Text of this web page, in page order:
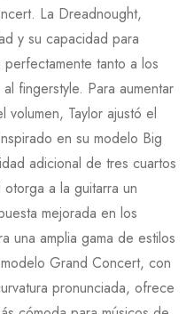
. La Dreadnought,
y su capacidad para
tanto a los
fingerstyle. Para aumentar
volumen, Taylor ajustó el
en su modelo Big
adicional de tres cuartos
a la guitarra un
mejorada en los
una amplia gama de estilos
Grand Concert, con
pronunciada, ofrece